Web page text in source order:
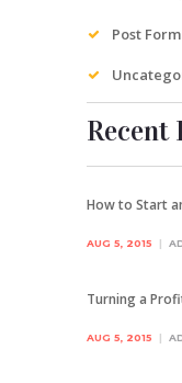
Post
Recent
How to Start
AUG 5, 2015
Turning a
AUG 5, 2015